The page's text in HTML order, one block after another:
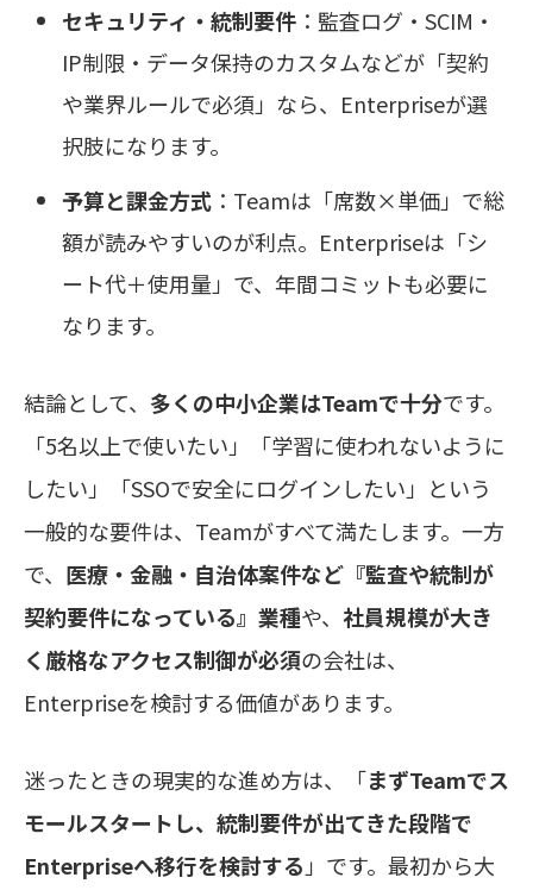
セキュリティ・統制要件 ：監査ログ・SCIM・
IP制限・データ保持のカスタムなどが「契約
や業界ルールで必須」なら、Enterpriseが選
択肢になります。
予算と課金方式 ：Teamは「席数×単価」で総
額が読みやすいのが利点。Enterpriseは「シ
ート代＋使用量」で、年間コミットも必要に
なります。
結論として、 多くの中小企業はTeamで十分です。
「5名以上で使いたい」「学習に使われないように
したい」「SSOで安全にログインしたい」という
一般的な要件は、Teamがすべて満たします。一方
で、 医療・金融・自治体案件など『監査や統制が
契約要件になっている』業種や、 社員規模が大き
く厳格なアクセス制御が必須の会社は、
Enterpriseを検討する価値があります。
迷ったときの現実的な進め方は、「まずTeamでス
モールスタートし、統制要件が出てきた段階で
Enterpriseへ移行を検討する 」です。最初から大